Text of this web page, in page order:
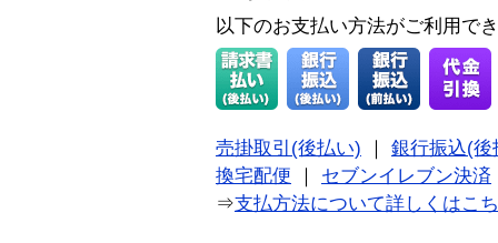
以下のお支払い方法がご利用で
売掛取引(後払い)
銀行振込(後
換宅配便
セブンイレブン決済
⇒支払方法について詳しくはこ